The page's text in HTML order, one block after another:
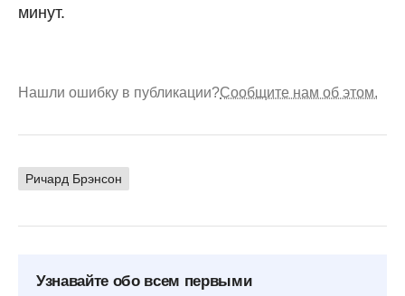
минут.
Нашли ошибку в публикации?Сообщите нам об этом.
Ричард Брэнсон
Узнавайте обо всем первыми